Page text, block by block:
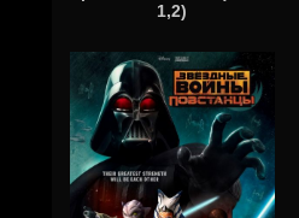
1,2)